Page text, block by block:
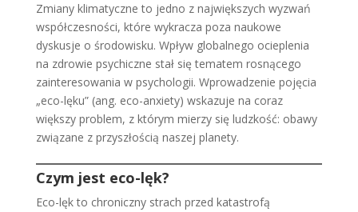
Zmiany klimatyczne to jedno z największych wyzwań
współczesności, które wykracza poza naukowe
dyskusje o środowisku. Wpływ globalnego ocieplenia
na zdrowie psychiczne stał się tematem rosnącego
zainteresowania w psychologii. Wprowadzenie pojęcia
„eco-lęku” (ang. eco-anxiety) wskazuje na coraz
większy problem, z którym mierzy się ludzkość: obawy
związane z przyszłością naszej planety.
Czym jest eco-lęk?
Eco-lęk to chroniczny strach przed katastrofą